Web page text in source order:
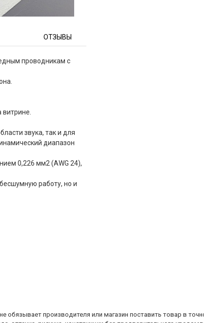
ОТЗЫВЫ
проводникам с
звука, так и для
диапазон
0,226 мм2 (AWG 24),
работу, но и
обязывает производителя или магазин поставить товар в